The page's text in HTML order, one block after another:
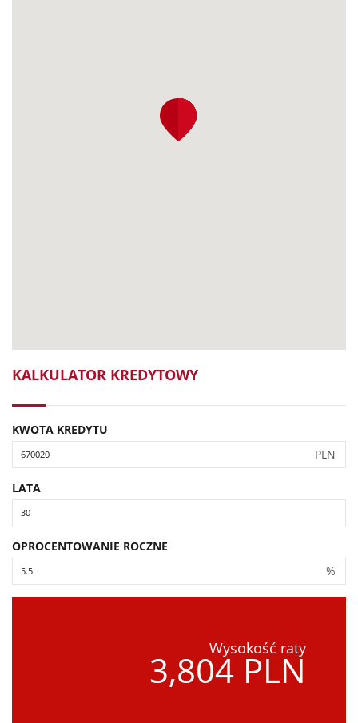
KALKULATOR KREDYTOWY
KWOTA KREDYTU
PLN
LATA
OPROCENTOWANIE ROCZNE
%
Wysokość raty
3,804 PLN